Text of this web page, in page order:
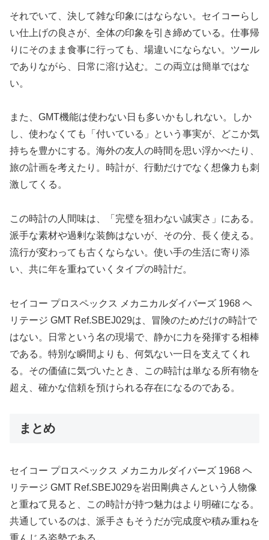
それでいて、決して雑な印象にはならない。セイコーらし
い仕上げの良さが、全体の印象を引き締めている。仕事帰
りにそのまま食事に行っても、場違いにならない。ツール
でありながら、日常に溶け込む。この両立は簡単ではな
い。
また、GMT機能は使わない日も多いかもしれない。しか
し、使わなくても「付いている」という事実が、どこか気
持ちを豊かにする。海外の友人の時間を思い浮かべたり、
旅の計画を考えたり。時計が、行動だけでなく想像力も刺
激してくる。
この時計の人間味は、「完璧を狙わない誠実さ」にある。
派手な素材や過剰な装飾はないが、その分、長く使える。
流行が変わっても古くならない。使い手の生活に寄り添
い、共に年を重ねていくタイプの時計だ。
セイコー プロスペックス メカニカルダイバーズ 1968 ヘ
リテージ GMT Ref.SBEJ029は、冒険のためだけの時計で
はない。日常という名の現場で、静かに力を発揮する相棒
である。特別な瞬間よりも、何気ない一日を支えてくれ
る。その価値に気づいたとき、この時計は単なる所有物を
超え、確かな信頼を預けられる存在になるのである。
まとめ
セイコー プロスペックス メカニカルダイバーズ 1968 ヘ
リテージ GMT Ref.SBEJ029を岩田剛典さんという人物像
と重ねて見ると、この時計が持つ魅力はより明確になる。
共通しているのは、派手さもそうだが完成度や積み重ねを